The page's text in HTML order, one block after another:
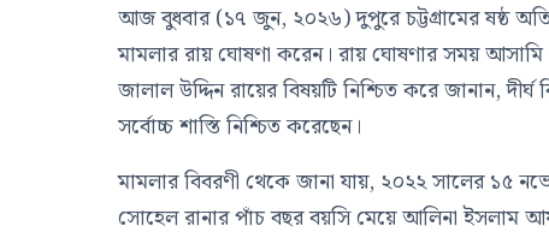
আজ বুধবার (১৭ জুন, ২০২৬) দুপুরে চট্টগ্রামের ষষ্ঠ
মামলার রায় ঘোষণা করেন। রায় ঘোষণার সময়
জালাল উদ্দিন রায়ের বিষয়টি নিশ্চিত করে জানান,
সর্বোচ্চ শাস্তি নিশ্চিত করেছেন।
মামলার বিবরণী থেকে জানা যায়, ২০২২ সালের ১৫
সোহেল রানার পাঁচ বছর বয়সি মেয়ে আলিনা ইসলাম